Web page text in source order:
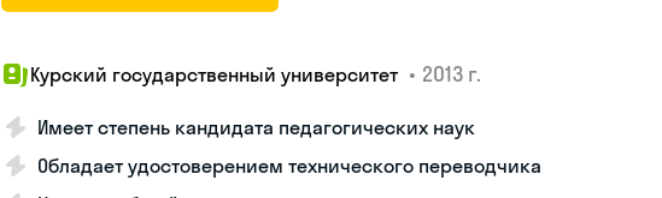
Курский государственный университет • 2013 г.
Имеет степень кандидата педагогических наук
Обладает удостоверением технического переводчика